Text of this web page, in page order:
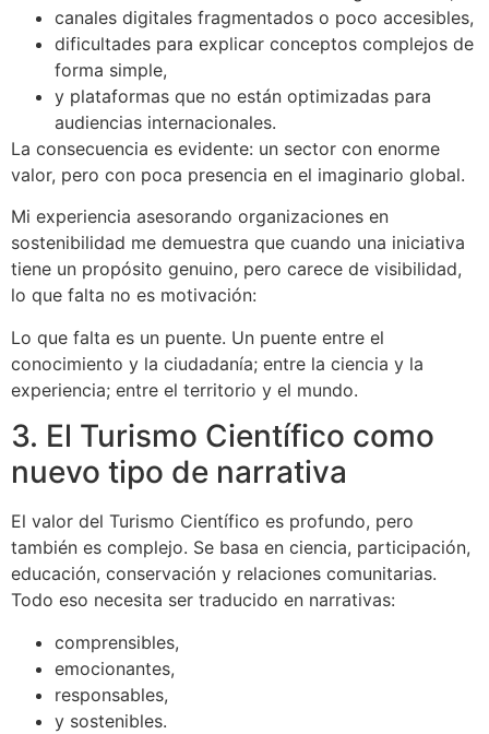
canales digitales fragmentados o poco accesibles,
dificultades para explicar conceptos complejos de
forma simple,
y plataformas que no están optimizadas para
audiencias internacionales.
La consecuencia es evidente: un sector con enorme
valor, pero con poca presencia en el imaginario global.
Mi experiencia asesorando organizaciones en
sostenibilidad me demuestra que cuando una iniciativa
tiene un propósito genuino, pero carece de visibilidad,
lo que falta no es motivación:
Lo que falta es un puente. Un puente entre el
conocimiento y la ciudadanía; entre la ciencia y la
experiencia; entre el territorio y el mundo.
3. El Turismo Científico como
nuevo tipo de narrativa
El valor del Turismo Científico es profundo, pero
también es complejo. Se basa en ciencia, participación,
educación, conservación y relaciones comunitarias.
Todo eso necesita ser traducido en narrativas:
comprensibles,
emocionantes,
responsables,
y sostenibles.